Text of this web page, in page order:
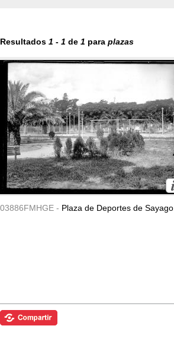
Resultados 1 - 1 de 1 para plazas
03886FMHGE - Plaza de Deportes de Sayago.